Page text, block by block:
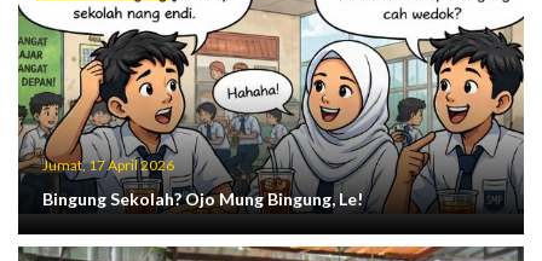
Jumat, 17 April 2026
Bingung Sekolah? Ojo Mung Bingung, Le!